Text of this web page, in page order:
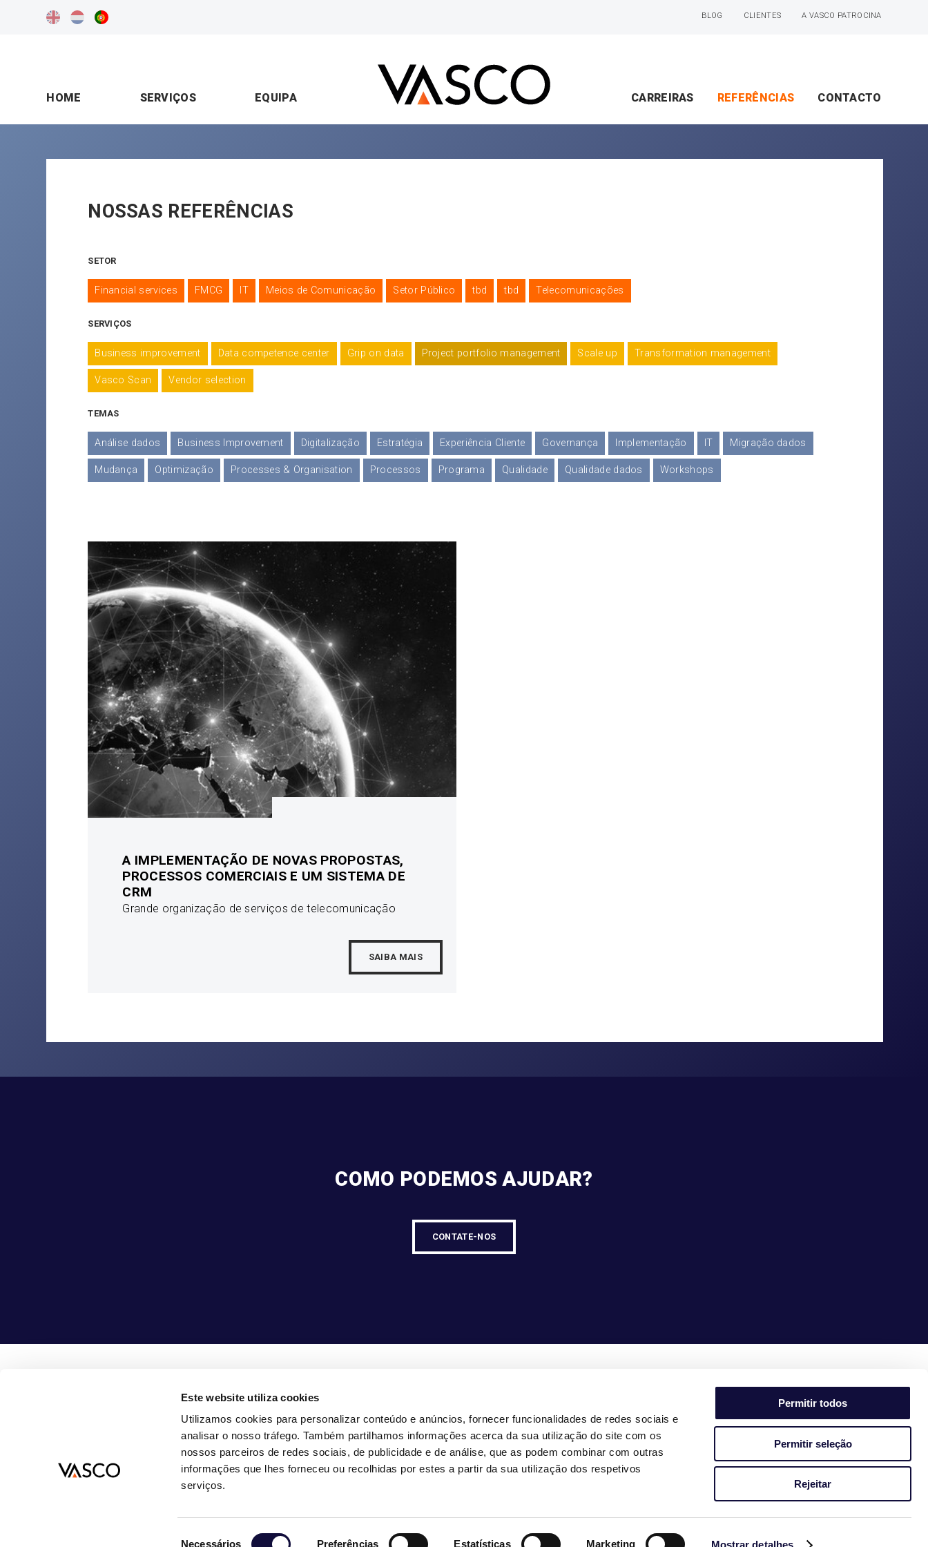
Este website utiliza cookies
Utilizamos cookies para personalizar conteúdo e anúncios, fornecer funcionalidades de redes sociais e
analisar o nosso tráfego. Também partilhamos informações acerca da sua utilização do site com os
nossos parceiros de redes sociais, de publicidade e de análise, que as podem combinar com outras
informações que lhes forneceu ou recolhidas por estes a partir da sua utilização dos respetivos
serviços.
Necessários Preferências Estatísticas Marketing Mostrar detalhes
Permitir todos
Permitir seleção
Rejeitar
HOME SERVIÇOS EQUIPA CARREIRAS REFERÊNCIAS CONTACTO
BLOG CLIENTES A VASCO PATROCINA
NOSSAS REFERÊNCIAS
SETOR
Financial services FMCG IT Meios de Comunicação Setor Público tbd tbd Telecomunicações
SERVIÇOS
Business improvement Data competence center Grip on data Project portfolio management Scale up Transformation management
Vasco Scan Vendor selection
TEMAS
Análise dados Business Improvement Digitalização Estratégia Experiência Cliente Governança Implementação IT Migração dados
Mudança Optimização Processes & Organisation Processos Programa Qualidade Qualidade dados Workshops
A IMPLEMENTAÇÃO DE NOVAS PROPOSTAS,
PROCESSOS COMERCIAIS E UM SISTEMA DE
CRM
Grande organização de serviços de telecomunicação
SAIBA MAIS
COMO PODEMOS AJUDAR?
CONTATE-NOS
tornamos as coisasfáceis
3972 EA Driebergen-Rijsenburg
info@vasco-consult.com
DECLARAÇÃO DE PRIVACIDADE TERMOS E CONDIÇÕES GERAIS PREFERÊNCIAS DE COOKIES TRANSPARÊNCIA